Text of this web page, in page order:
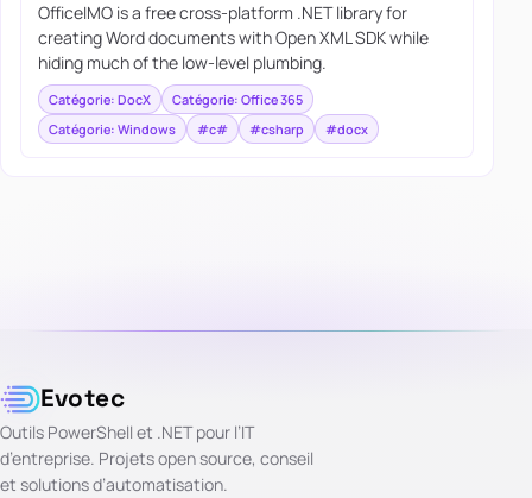
OfficeIMO is a free cross-platform .NET library for
creating Word documents with Open XML SDK while
hiding much of the low-level plumbing.
Catégorie: DocX
Catégorie: Office 365
Catégorie: Windows
#c# #csharp #docx
Evotec
Outils PowerShell et .NET pour l’IT
d’entreprise. Projets open source, conseil
et solutions d’automatisation.